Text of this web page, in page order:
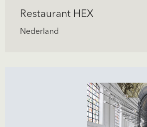
Restaurant HEX
Nederland